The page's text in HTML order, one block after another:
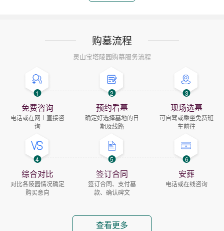
购墓流程
灵山宝塔陵园购墓服务流程
1
免费咨询
电话或在网上直接咨
询
2
预约看墓
确定好选择墓地的日
期及线路
3
现场选墓
可自驾或乘坐免费班
车前往
4
综合对比
对比各陵园情况确定
购买意向
5
签订合同
签订合同、支付墓
款、确认碑文
6
安葬
电话或在线咨询
查看更多